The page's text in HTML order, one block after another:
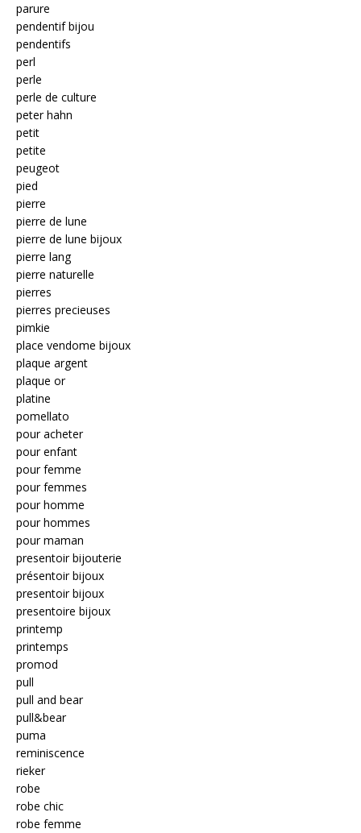
parure
pendentif bijou
pendentifs
perl
perle
perle de culture
peter hahn
petit
petite
peugeot
pied
pierre
pierre de lune
pierre de lune bijoux
pierre lang
pierre naturelle
pierres
pierres precieuses
pimkie
place vendome bijoux
plaque argent
plaque or
platine
pomellato
pour acheter
pour enfant
pour femme
pour femmes
pour homme
pour hommes
pour maman
presentoir bijouterie
présentoir bijoux
presentoir bijoux
presentoire bijoux
printemp
printemps
promod
pull
pull and bear
pull&bear
puma
reminiscence
rieker
robe
robe chic
robe femme